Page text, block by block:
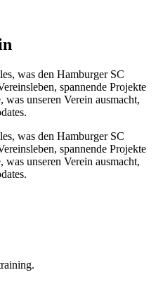
was den Hamburger SC
spannende Projekte
unseren Verein ausmacht,
was den Hamburger SC
spannende Projekte
unseren Verein ausmacht,